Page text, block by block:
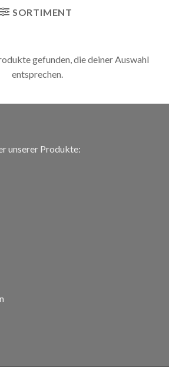
SORTIMENT
gefunden, die deiner Auswahl
entsprechen.
unserer Produkte: